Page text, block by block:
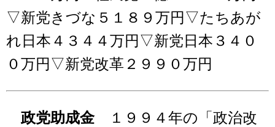
▽新党きづな５１８９万円▽たちあが
れ日本４３４４万円▽新党日本３４０
０万円▽新党改革２９９０万円
政党助成金１９９４年の「政治改